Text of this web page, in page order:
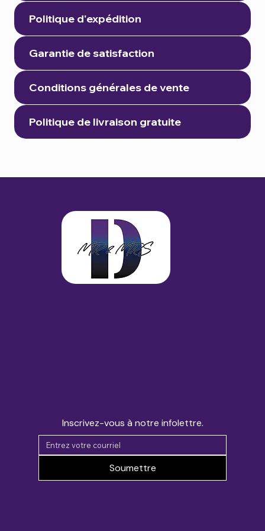
Politique d'expédition
Garantie de satisfaction
Conditions générales de vente
Politique de livraison gratuite
Inscrivez-vous à notre infolettre.
Soumettre